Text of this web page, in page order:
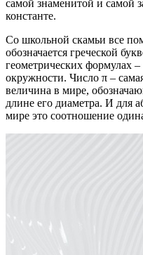
самой знаменитой и самой
константе.
Со школьной скамьи все
обозначается греческой
геометрических формулах
окружности. Число π –
величина в мире,
длине его диаметра. И для
мире это соотношение